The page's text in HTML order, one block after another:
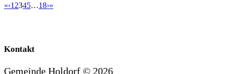
«‹1 2345…18›»
Kontakt
Gemeinde Holdorf © 2026